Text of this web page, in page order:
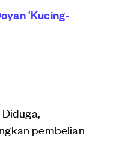
'Kucing-
pembelian